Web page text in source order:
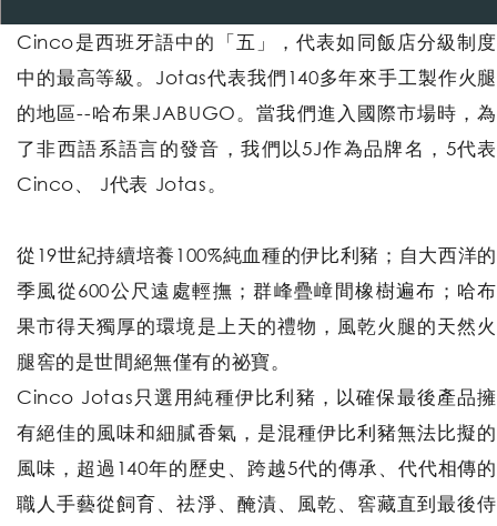
Cinco是西班牙語中的「五」，代表如同飯店分級制度
中的最高等級。Jotas代表我們140多年來手工製作火腿
的地區--哈布果JABUGO。當我們進入國際市場時，為
了非西語系語言的發音，我們以5J作為品牌名，5代表
Cinco、 J代表 Jotas。
從19世紀持續培養100%純血種的伊比利豬；自大西洋的
季風從600公尺遠處輕撫；群峰疊嶂間橡樹遍布；哈布
果市得天獨厚的環境是上天的禮物，風乾火腿的天然火
腿窖的是世間絕無僅有的祕寶。
Cinco Jotas只選用純種伊比利豬，以確保最後產品擁
有絕佳的風味和細膩香氣，是混種伊比利豬無法比擬的
風味，超過140年的歷史、跨越5代的傳承、代代相傳的
職人手藝從飼育、祛淨、醃漬、風乾、窖藏直到最後侍